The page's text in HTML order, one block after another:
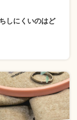
しにくいのはど